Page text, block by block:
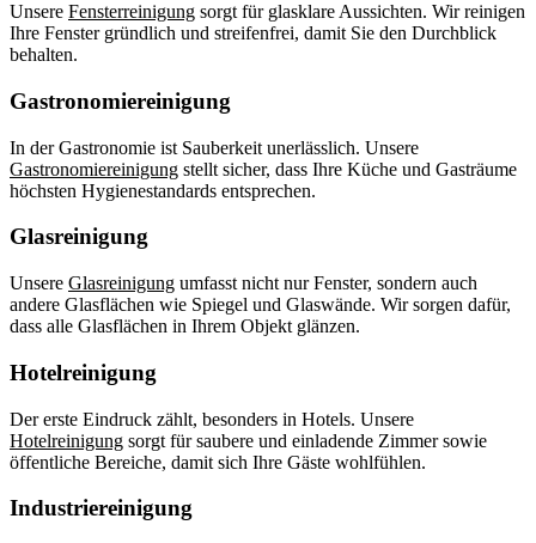
Unsere Fensterreinigung sorgt für glasklare Aussichten. Wir reinigen
Ihre Fenster gründlich und streifenfrei, damit Sie den Durchblick
behalten.
Gastronomiereinigung
In der Gastronomie ist Sauberkeit unerlässlich. Unsere
Gastronomiereinigung stellt sicher, dass Ihre Küche und Gasträume
höchsten Hygienestandards entsprechen.
Glasreinigung
Unsere Glasreinigung umfasst nicht nur Fenster, sondern auch
andere Glasflächen wie Spiegel und Glaswände. Wir sorgen dafür,
dass alle Glasflächen in Ihrem Objekt glänzen.
Hotelreinigung
Der erste Eindruck zählt, besonders in Hotels. Unsere
Hotelreinigung sorgt für saubere und einladende Zimmer sowie
öffentliche Bereiche, damit sich Ihre Gäste wohlfühlen.
Industriereinigung